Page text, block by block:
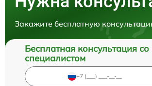
Закажите бесплатную
Бесплатная консультация со
специалистом